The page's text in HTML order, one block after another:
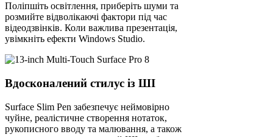
Поліпшіть освітлення, приберіть шуми та
розмийте відволікаючі фактори під час
відеодзвінків. Коли важлива презентація,
увімкніть ефекти Windows Studio.
Вдосконалений стилус із ШІ
Surface Slim Pen забезпечує неймовірно
чуйне, реалістичне створення нотаток,
рукописного вводу та малювання, а також